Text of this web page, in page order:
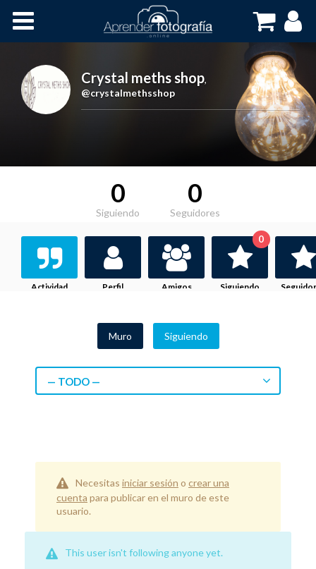
Cursos OnLine
Crystal meths shop,
@crystalmethsshop
0
Siguiendo
0
Seguidores
Actividad Perfil Amigos Siguiendo
0
Muro Siguiendo
— TODO —
Necesitas iniciar sesión o crear una
cuenta para publicar en el muro de este
usuario.
This user isn't following anyone yet.